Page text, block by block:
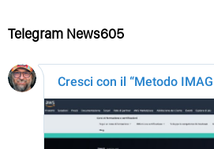
Telegram News605